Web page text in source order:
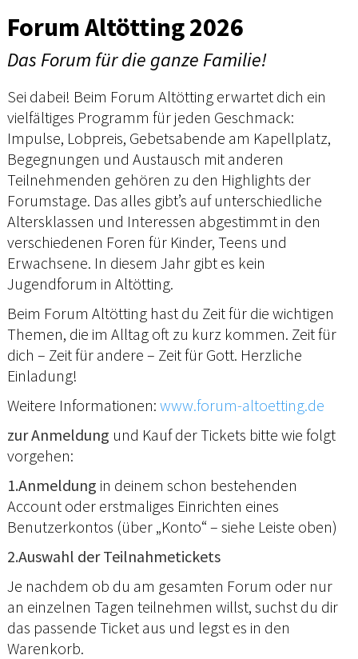
Forum Altötting 2026
Das Forum für die ganze Familie!
Sei dabei! Beim Forum Altötting erwartet dich ein
vielfältiges Programm für jeden Geschmack:
Impulse, Lobpreis, Gebetsabende am Kapellplatz,
Begegnungen und Austausch mit anderen
Teilnehmenden gehören zu den Highlights der
Forumstage. Das alles gibt’s auf unterschiedliche
Altersklassen und Interessen abgestimmt in den
verschiedenen Foren für Kinder, Teens und
Erwachsene. In diesem Jahr gibt es kein
Jugendforum in Altötting.
Beim Forum Altötting hast du Zeit für die wichtigen
Themen, die im Alltag oft zu kurz kommen. Zeit für
dich – Zeit für andere – Zeit für Gott. Herzliche
Einladung!
Weitere Informationen: www.forum-altoetting.de
zur Anmeldung und Kauf der Tickets bitte wie folgt
vorgehen:
1.Anmeldung in deinem schon bestehenden
Account oder erstmaliges Einrichten eines
Benutzerkontos (über „Konto“ – siehe Leiste oben)
2.Auswahl der Teilnahmetickets
Je nachdem ob du am gesamten Forum oder nur
an einzelnen Tagen teilnehmen willst, suchst du dir
das passende Ticket aus und legst es in den
Warenkorb.